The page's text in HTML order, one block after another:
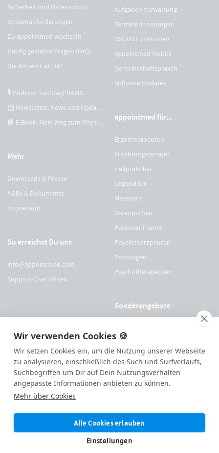
Wir verwenden Cookies 🍪
Wir setzen Cookies ein, um die Nutzung unserer Webseite
zu analysieren, einschließlich des Such und Surfverlaufs,
Suchbegriffen um Dir auf Dein Nutzungsverhalten
angepasste Informationen anbieten zu können.
Mehr über Cookies
Alle Cookies erlauben
Einstellungen
Sicherheit und Datenschutz
Systemanforderungen
Zu appointmed wechseln
Häufig gestellte Fragen (FAQ)
Die Antwort ist: JA!
🎙 Podcast: hashtagPRAXIS
📨 Newsletter: News und Updates
📘 E-Book: Mein Weg zum Physiotherapeuten
Mehr
Downloads & Presse
AGBs & Dokumente
Impressum
So erreichst Du uns
info@appointmed.com
Support-Chat öffnen
Aufgaben Verwaltung
Terminerinnerungen
DSGVO Funktionen
appointmed Mobile
Gemeinschaftspraxen
Software Updates
appointmed für...
Ergotherapeuten
Ernährungsberater
Heilpraktiker
Logopäden
Masseure
Osteopathen
Personal Trainer
Physiotherapeuten
Podologen
Psychotherapeuten
Sonderangebote
Für OEGO Mitglieder
Für VDOE Mitglieder
appointmed GmbH